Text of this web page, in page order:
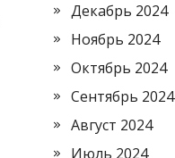
Декабрь 2024
Ноябрь 2024
Октябрь 2024
Сентябрь 2024
Август 2024
Июль 2024